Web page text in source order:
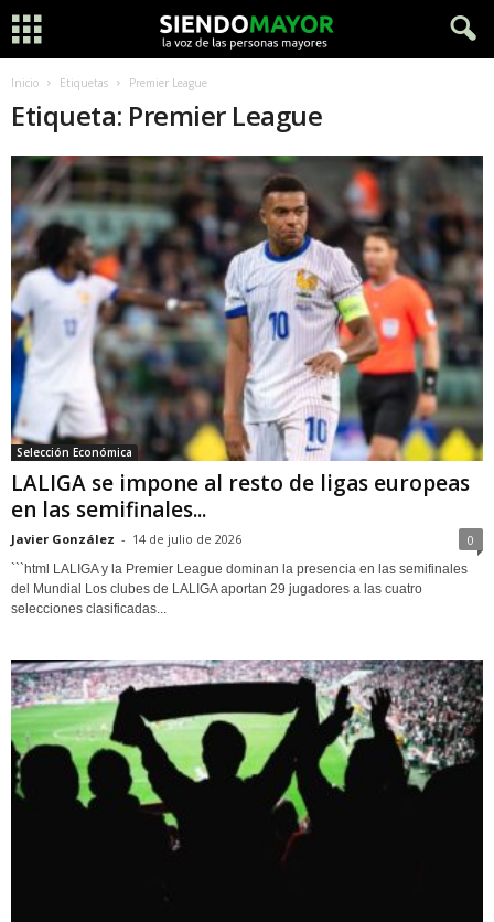
Inicio Etiquetas Premier League
Etiqueta: Premier League
Selección Económica
LALIGA se impone al resto de ligas europeas
en las semifinales...
Javier González - 14 de julio de 2026 0
```html LALIGA y la Premier League dominan la presencia en las semifinales
del Mundial Los clubes de LALIGA aportan 29 jugadores a las cuatro
selecciones clasificadas...